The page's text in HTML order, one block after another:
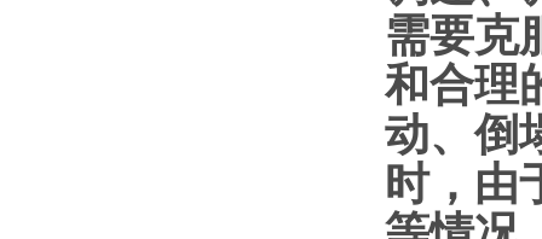
需要克
和合理
动、倒
时，由